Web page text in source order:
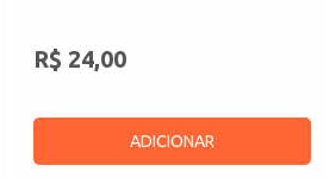
R$ 24,00
ADICIONAR